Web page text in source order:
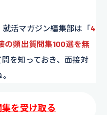
活マガジン編集部は「4
の頻出質問集100選を無
を知っておき、面接対
を受け取る